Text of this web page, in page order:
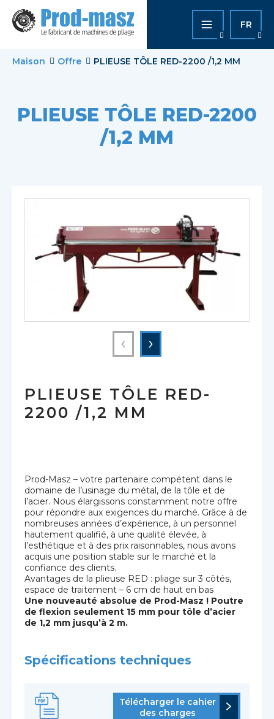
FR
Maison Offre PLIEUSE TÔLE RED-2200 /1,2 MM
PLIEUSE TÔLE RED-2200
/1,2 MM
‹ ›
PLIEUSE TÔLE RED-
2200 /1,2 MM
Prod-Masz – votre partenaire compétent dans le
domaine de l’usinage du métal, de la tôle et de
l’acier. Nous élargissons constamment notre offre
pour répondre aux exigences du marché. Grâce à de
nombreuses années d’expérience, à un personnel
hautement qualifié, à une qualité élevée, à
l’esthétique et à des prix raisonnables, nous avons
acquis une position stable sur le marché et la
confiance des clients.
Avantages de la plieuse RED : pliage sur 3 côtés,
espace de traitement – 6 cm de haut en bas
Une nouveauté absolue de Prod-Masz ! Poutre
de flexion seulement 15 mm pour tôle d’acier
de 1,2 mm jusqu’à 2 m.
Spécifications techniques
Télécharger le cahier
des charges